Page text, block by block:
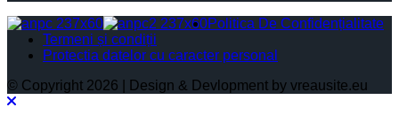
Politica De Confidențialitate
Termeni și condiții
Protectia datelor cu caracter personal
© Copyright 2026 | Design & Devlopment by vreausite.eu